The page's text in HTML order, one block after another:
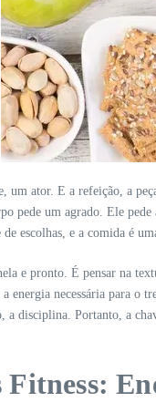
um ator. E a refeição, a
pede um agrado. Ele
escolhas, e a comida é
e pronto. É pensar na
energia necessária para o
a disciplina. Portanto, a
Fitness: